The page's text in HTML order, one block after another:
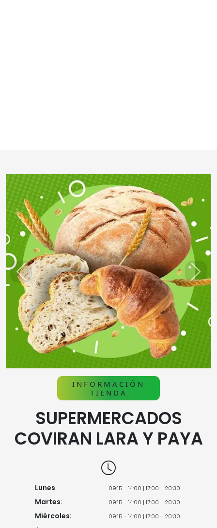
Previous Next
INFORMACIÓN
TIENDA
SUPERMERCADOS
COVIRAN LARA Y PAYA
Lunes: 09:15 - 14:00 | 17:00 - 20:30
Martes: 09:15 - 14:00 | 17:00 - 20:30
Miércoles: 09:15 - 14:00 | 17:00 - 20:30